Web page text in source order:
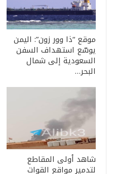
موقع “ذا وور زون”: اليمن
يوسّع استهداف السفن
السعودية إلى شمال
البحر…
شاهد أولى المقاطع
لتدمير مواقع القوات